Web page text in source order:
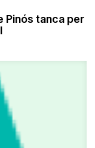
Pinós tanca per